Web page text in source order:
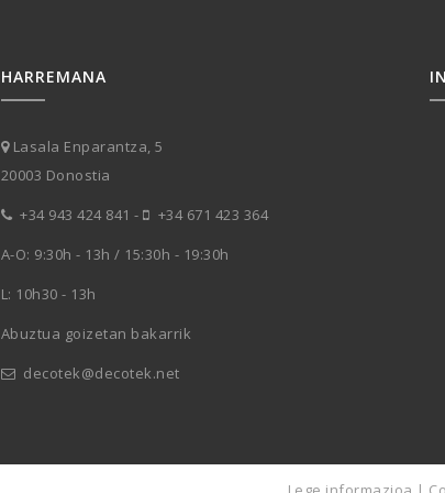
HARREMANA
Lasala Enparantza, 5
20003 Donostia
+34 943 424 841 -
+34 671 423 364
A-O: 9:30h - 13h / 15:30h - 19:30h
L: 10h30 - 13h
Abuztua goizetan bakarrik
decotek@decotek.net